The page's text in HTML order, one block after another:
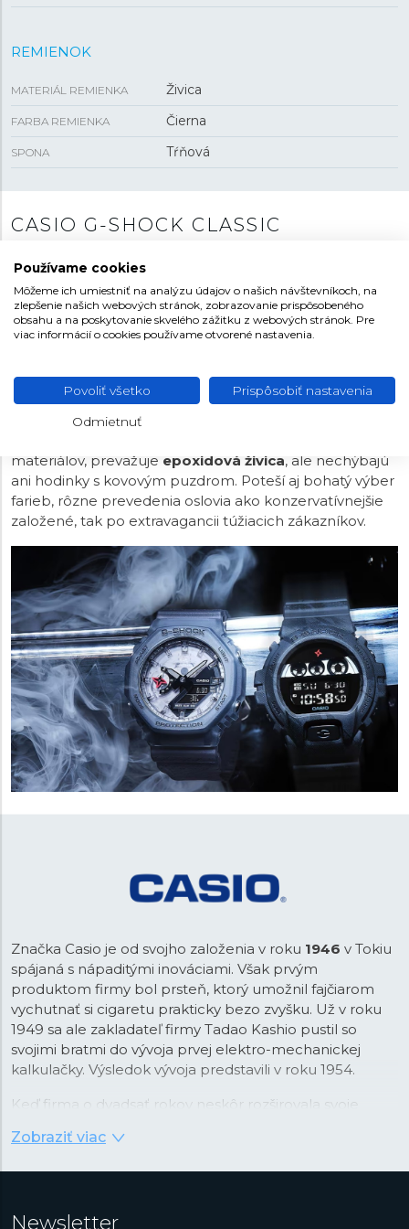
REMIENOK
MATERIÁL REMIENKA Živica
FARBA REMIENKA Čierna
SPONA Tŕňová
CASIO G-SHOCK CLASSIC
Kolekcia G-Shock Classic je na počet modelov
Nájdeme tu širokú ponuku cenovo dostupných
modelov. Chrbticu tohto modelového radu tvoria
moderné hodinky s osemuholníkovým puzdrom
slavnými Audemars Piguet Royal Oak. Nájdeme tu aj
modelyG-Lides obdľžnikovým puzdrom, kruhovéG-
s „drsnejším“ dizajnom. Zákazníci si môžu v tejto
materiálov, prevažuje epoxidová živica, ale nechýbajú
ani hodinky s kovovým puzdrom. Poteší aj bohatý výber
farieb, rôzne prevedenia oslovia ako konzervatívnejšie
založené, tak po extravagancii túžiacich zákazníkov.
Značka Casio je od svojho založenia v roku 1946 v Tokiu
spájaná s nápaditými inováciami. Však prvým
produktom firmy bol prsteň, ktorý umožnil fajčiarom
vychutnať si cigaretu prakticky bezo zvyšku. Už v roku
1949 sa ale zakladateľ firmy Tadao Kashio pustil so
svojimi bratmi do vývoja prvej elektro-mechanickej
kalkulačky. Výsledok vývoja predstavili v roku 1954.
Keď firma o dvadsať rokov neskôr rozširovala svoje
tom čase prechádzali revolúciou v podobe nástupu
pokročilej technológie integrovaných obvodov vyvinutej
Zobraziť viac
Newsletter
Používame cookies
Môžeme ich umiestniť na analýzu údajov o našich návštevníkoch, na
zlepšenie našich webových stránok, zobrazovanie prispôsobeného
obsahu a na poskytovanie skvelého zážitku z webových stránok. Pre
viac informácií o cookies používame otvorené nastavenia.
Povoliť všetko Prispôsobiť nastavenia
Odmietnuť